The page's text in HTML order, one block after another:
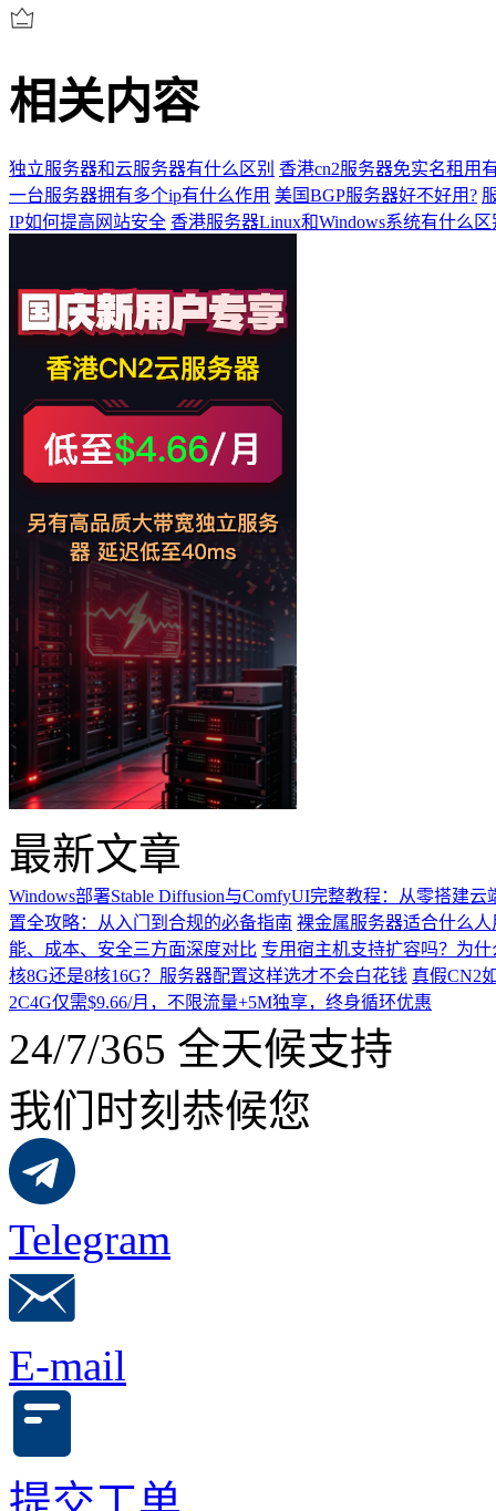
相关内容
独立服务器和云服务器有什么区别 香港cn2服务器免实名租用
一台服务器拥有多个ip有什么作用 美国BGP服务器好不好用?
IP如何提高网站安全 香港服务器Linux和Windows系统有什么区
最新文章
Windows部署Stable Diffusion与ComfyUI完整教程：从零搭建
置全攻略：从入门到合规的必备指南 裸金属服务器适合什么
能、成本、安全三方面深度对比 专用宿主机支持扩容吗？为
核8G还是8核16G？服务器配置这样选才不会白花钱 真假CN2
2C4G仅需$9.66/月，不限流量+5M独享，终身循环优惠
24/7/365 全天候支持
我们时刻恭候您
Telegram
E-mail
提交工单